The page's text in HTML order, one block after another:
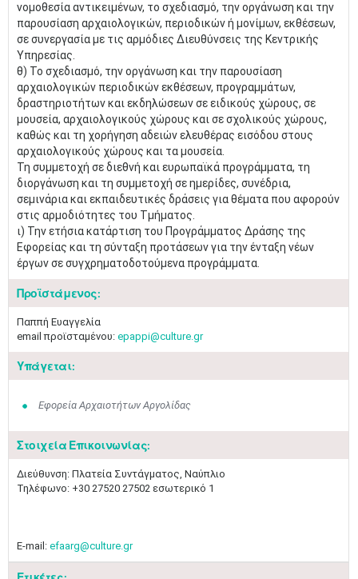
νομοθεσία αντικειμένων, το σχεδιασμό, την οργάνωση και την
παρουσίαση αρχαιολογικών, περιοδικών ή μονίμων, εκθέσεων,
σε συνεργασία με τις αρμόδιες Διευθύνσεις της Κεντρικής
Υπηρεσίας.
θ) Το σχεδιασμό, την οργάνωση και την παρουσίαση
αρχαιολογικών περιοδικών εκθέσεων, προγραμμάτων,
δραστηριοτήτων και εκδηλώσεων σε ειδικούς χώρους, σε
μουσεία, αρχαιολογικούς χώρους και σε σχολικούς χώρους,
καθώς και τη χορήγηση αδειών ελευθέρας εισόδου στους
αρχαιολογικούς χώρους και τα μουσεία.
Τη συμμετοχή σε διεθνή και ευρωπαϊκά προγράμματα, τη
διοργάνωση και τη συμμετοχή σε ημερίδες, συνέδρια,
σεμινάρια και εκπαιδευτικές δράσεις για θέματα που αφορούν
στις αρμοδιότητες του Τμήματος.
ι) Την ετήσια κατάρτιση του Προγράμματος Δράσης της
Εφορείας και τη σύνταξη προτάσεων για την ένταξη νέων
έργων σε συγχρηματοδοτούμενα προγράμματα.
Προϊστάμενος:
Παππή Ευαγγελία
email προϊσταμένου: epappi@culture.gr
Υπάγεται:
Εφορεία Αρχαιοτήτων Αργολίδας
Στοιχεία Επικοινωνίας:
Διεύθυνση: Πλατεία Συντάγματος, Ναύπλιο
Τηλέφωνο: +30 27520 27502 εσωτερικό 1
E-mail: efaarg@culture.gr